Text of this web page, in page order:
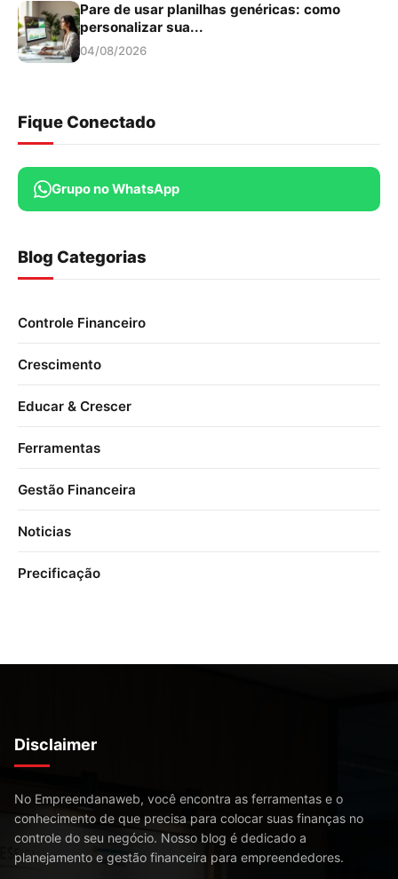
Pare de usar planilhas genéricas: como
personalizar sua...
04/08/2026
Fique Conectado
Grupo no WhatsApp
Blog Categorias
Controle Financeiro
Crescimento
Educar & Crescer
Ferramentas
Gestão Financeira
Noticias
Precificação
Disclaimer
No Empreendanaweb, você encontra as ferramentas e o
conhecimento de que precisa para colocar suas finanças no
controle do seu negócio. Nosso blog é dedicado a
planejamento e gestão financeira para empreendedores.